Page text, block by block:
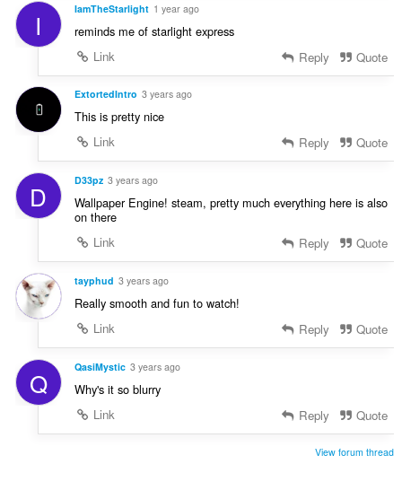
I IamTheStarlight 1 year ago
reminds me of starlight express
Link
Reply Quote
ExtortedIntro 3 years ago
This is pretty nice
Link
Reply Quote
D D33pz 3 years ago
Wallpaper Engine! steam, pretty much everything here is also
on there
Link
Reply Quote
tayphud 3 years ago
Really smooth and fun to watch!
Link
Reply Quote
Q QasiMystic 3 years ago
Why's it so blurry
Link
Reply Quote
View forum thread